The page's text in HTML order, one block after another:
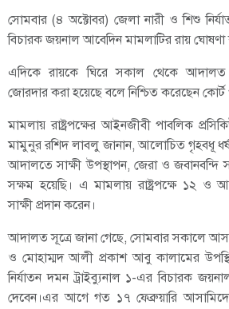
সোমবার (৪ অক্টোবর) জেলা নারী ও শিশু
বিচারক জয়নাল আবেদিন মামলাটির রায় ঘোষণা
এদিকে রায়কে ঘিরে সকাল থেকে আদালত
জোরদার করা হয়েছে বলে নিশ্চিত করেছেন
মামলায় রাষ্ট্রপক্ষের আইনজীবী পাবলিক
মামুনুর রশিদ লাবলু জানান, আলোচিত গৃহবধূ
আদালতে সাক্ষী উপস্থাপন, জেরা ও জবানবন্দি
সক্ষম হয়েছি। এ মামলায় রাষ্ট্রপক্ষে ১২ ও
সাক্ষী প্রদান করেন।
আদালত সূত্রে জানা গেছে, সোমবার সকালে
ও মোহাম্মদ আলী প্রকাশ আবু কালামের
নির্যাতন দমন ট্রাইব্যুনাল ১-এর বিচারক
দেবেন।এর আগে গত ১৭ ফেব্রুয়ারি